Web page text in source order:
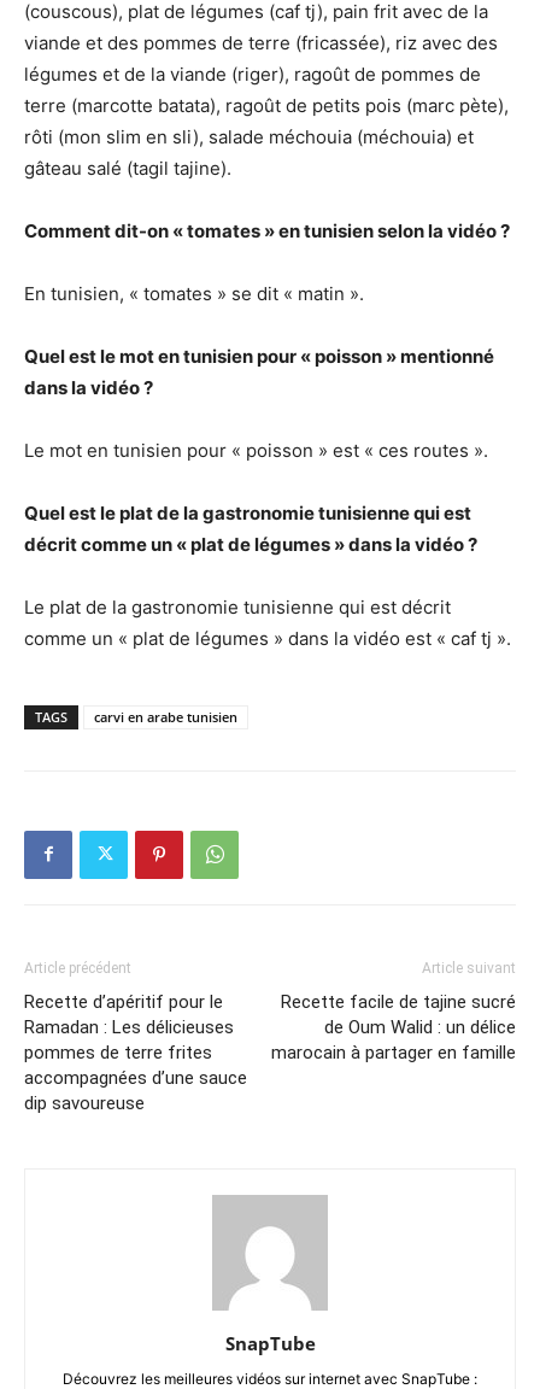
(couscous), plat de légumes (caf tj), pain frit avec de la
viande et des pommes de terre (fricassée), riz avec des
légumes et de la viande (riger), ragoût de pommes de
terre (marcotte batata), ragoût de petits pois (marc pète),
rôti (mon slim en sli), salade méchouia (méchouia) et
gâteau salé (tagil tajine).
Comment dit-on « tomates » en tunisien selon la vidéo ?
En tunisien, « tomates » se dit « matin ».
Quel est le mot en tunisien pour « poisson » mentionné
dans la vidéo ?
Le mot en tunisien pour « poisson » est « ces routes ».
Quel est le plat de la gastronomie tunisienne qui est
décrit comme un « plat de légumes » dans la vidéo ?
Le plat de la gastronomie tunisienne qui est décrit
comme un « plat de légumes » dans la vidéo est « caf tj ».
TAGS carvi en arabe tunisien
Article précédent
Recette d’apéritif pour le
Ramadan : Les délicieuses
pommes de terre frites
accompagnées d’une sauce
dip savoureuse
Article suivant
Recette facile de tajine sucré
de Oum Walid : un délice
marocain à partager en famille
SnapTube
Découvrez les meilleures vidéos sur internet avec SnapTube :